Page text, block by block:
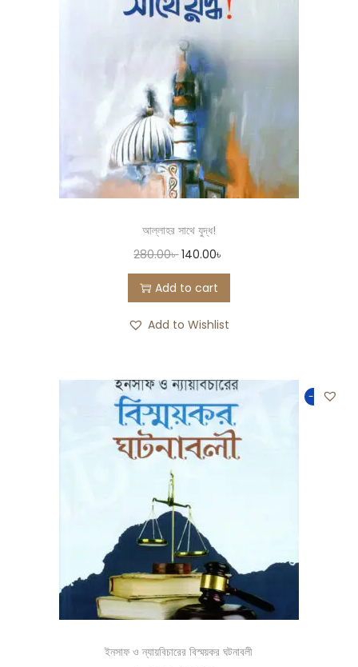
আল্লাহর সাথে যুদ্ধ!
280.00৳ 140.00৳
Add to cart
Add to Wishlist
-50%
ইনসাফ ও ন্যায়বিচারের বিস্ময়কর ঘটনাবলী